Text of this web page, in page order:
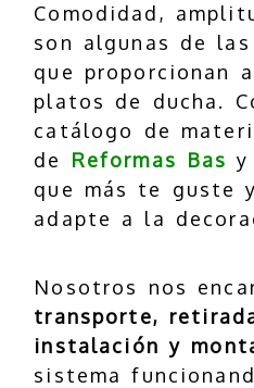
Comodidad,
son algunas de
que proporcionan
platos de ducha.
catálogo de
de Reformas Bas
que más te guste
adapte a la
Nosotros nos
transporte,
instalación y
sistema